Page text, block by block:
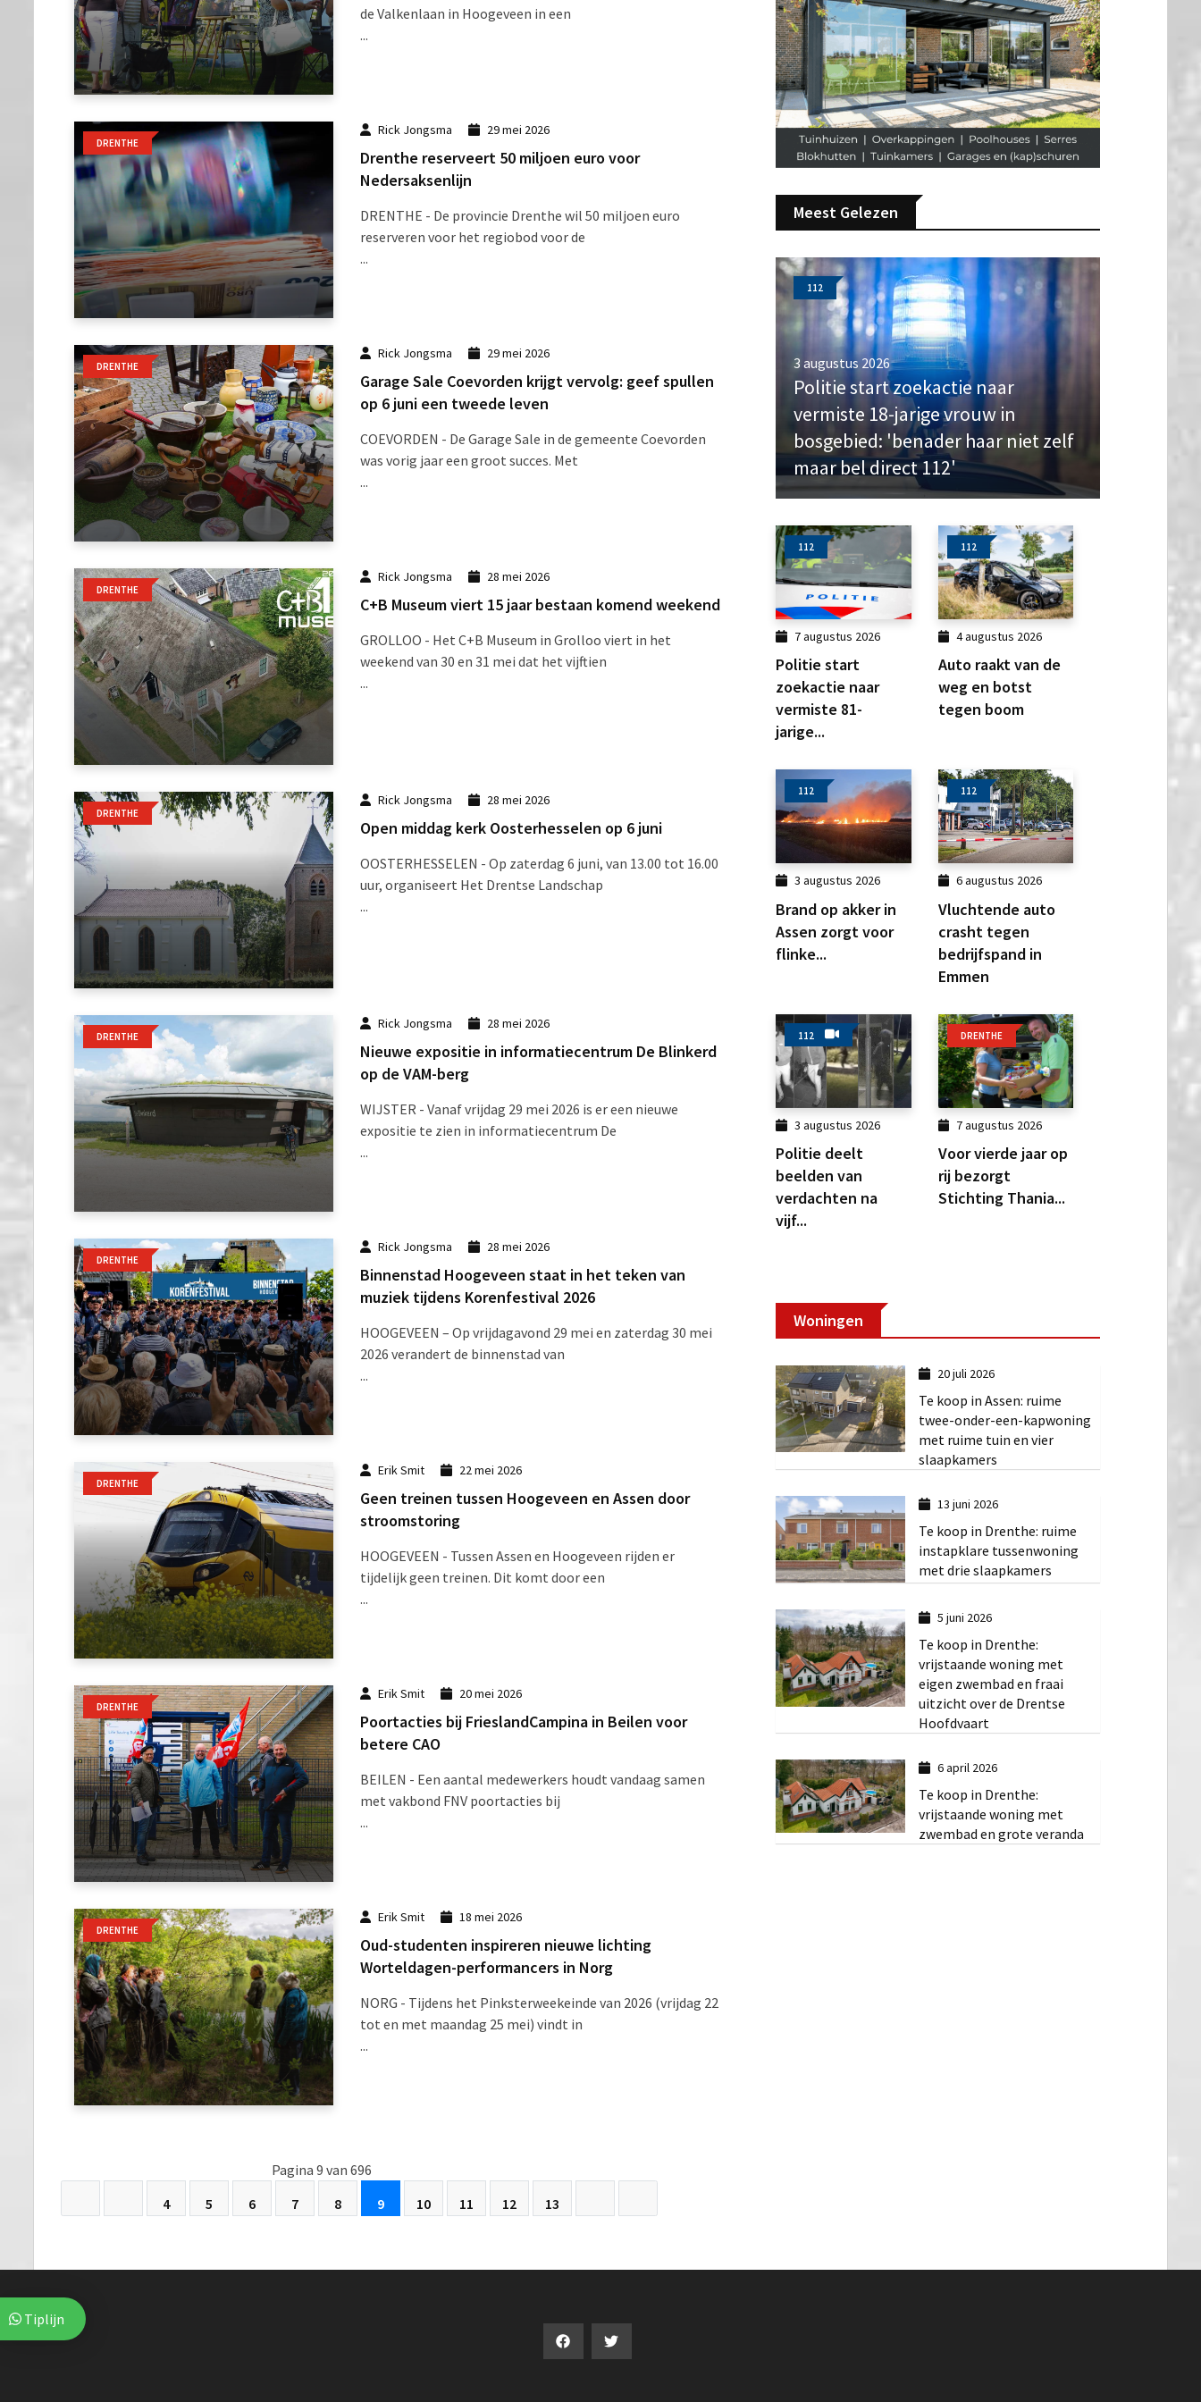
de Valkenlaan in Hoogeveen in een
...
DRENTHE
Rick Jongsma 29 mei 2026
Drenthe reserveert 50 miljoen euro voor
Nedersaksenlijn
DRENTHE - De provincie Drenthe wil 50 miljoen euro
reserveren voor het regiobod voor de
...
DRENTHE
Rick Jongsma 29 mei 2026
Garage Sale Coevorden krijgt vervolg: geef spullen
op 6 juni een tweede leven
COEVORDEN - De Garage Sale in de gemeente Coevorden
was vorig jaar een groot succes. Met
...
DRENTHE
Rick Jongsma 28 mei 2026
C+B Museum viert 15 jaar bestaan komend weekend
GROLLOO - Het C+B Museum in Grolloo viert in het
weekend van 30 en 31 mei dat het vijftien
...
DRENTHE
Rick Jongsma 28 mei 2026
Open middag kerk Oosterhesselen op 6 juni
OOSTERHESSELEN - Op zaterdag 6 juni, van 13.00 tot 16.00
uur, organiseert Het Drentse Landschap
...
DRENTHE
Rick Jongsma 28 mei 2026
Nieuwe expositie in informatiecentrum De Blinkerd
op de VAM-berg
WIJSTER - Vanaf vrijdag 29 mei 2026 is er een nieuwe
expositie te zien in informatiecentrum De
...
DRENTHE
Rick Jongsma 28 mei 2026
Binnenstad Hoogeveen staat in het teken van
muziek tijdens Korenfestival 2026
HOOGEVEEN – Op vrijdagavond 29 mei en zaterdag 30 mei
2026 verandert de binnenstad van
...
DRENTHE
Erik Smit 22 mei 2026
Geen treinen tussen Hoogeveen en Assen door
stroomstoring
HOOGEVEEN - Tussen Assen en Hoogeveen rijden er
tijdelijk geen treinen. Dit komt door een
...
DRENTHE
Erik Smit 20 mei 2026
Poortacties bij FrieslandCampina in Beilen voor
betere CAO
BEILEN - Een aantal medewerkers houdt vandaag samen
met vakbond FNV poortacties bij
...
DRENTHE
Erik Smit 18 mei 2026
Oud-studenten inspireren nieuwe lichting
Worteldagen-performancers in Norg
NORG - Tijdens het Pinksterweekeinde van 2026 (vrijdag 22
tot en met maandag 25 mei) vindt in
...
Pagina 9 van 696
4
5 6 7 8 9 10 11 12 13
Meest Gelezen
112
3 augustus 2026
Politie start zoekactie naar
vermiste 18-jarige vrouw in
bosgebied: 'benader haar niet zelf
maar bel direct 112'
112
7 augustus 2026
Politie start
zoekactie naar
vermiste 81-
jarige...
112
4 augustus 2026
Auto raakt van de
weg en botst
tegen boom
112
3 augustus 2026
Brand op akker in
Assen zorgt voor
flinke...
112
6 augustus 2026
Vluchtende auto
crasht tegen
bedrijfspand in
Emmen
112
3 augustus 2026
Politie deelt
beelden van
verdachten na
vijf...
DRENTHE
7 augustus 2026
Voor vierde jaar op
rij bezorgt
Stichting Thania...
Woningen
20 juli 2026
Te koop in Assen: ruime
twee-onder-een-kapwoning
met ruime tuin en vier
slaapkamers
13 juni 2026
Te koop in Drenthe: ruime
instapklare tussenwoning
met drie slaapkamers
5 juni 2026
Te koop in Drenthe:
vrijstaande woning met
eigen zwembad en fraai
uitzicht over de Drentse
Hoofdvaart
6 april 2026
Te koop in Drenthe:
vrijstaande woning met
zwembad en grote veranda
Tiplijn